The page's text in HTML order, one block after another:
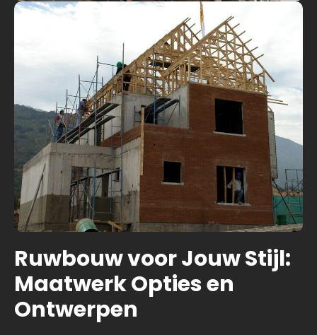
Ruwbouw voor Jouw Stijl:
Maatwerk Opties en
Ontwerpen